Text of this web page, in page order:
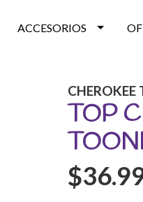
ACCESORIOS
TOP